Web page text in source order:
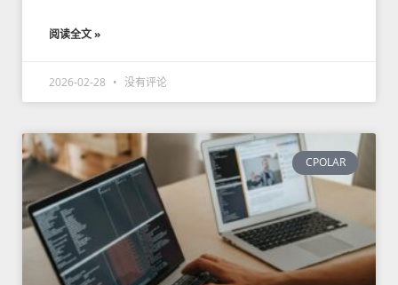
阅读全文 »
2026-02-28 没有评论
CPOLAR